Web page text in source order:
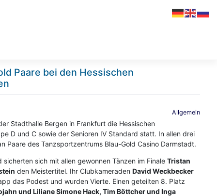
Paare bei den Hessischen
Allgemein
Stadthalle Bergen in Frankfurt die Hessischen
D und C sowie der Senioren IV Standard statt. In allen drei
Paare des Tanzsportzentrums Blau-Gold Casino Darmstadt.
sich mit allen gewonnen Tänzen im Finale Tristan
den Meistertitel. Ihr Clubkameraden David Weckbecker
das Podest und wurden Vierte. Einen geteilten 8. Platz
und Liliane Simone Hack, Tim Böttcher und Inga